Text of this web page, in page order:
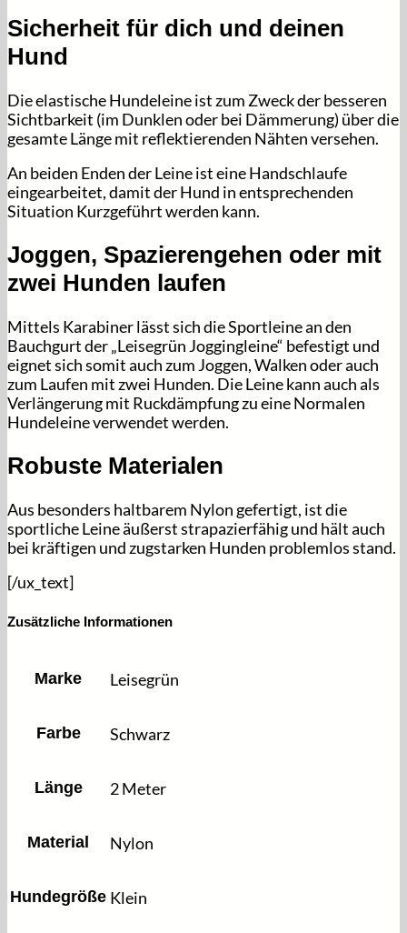
Sicherheit für dich und deinen
Hund
Die elastische Hundeleine ist zum Zweck der besseren
Sichtbarkeit (im Dunklen oder bei Dämmerung) über die
gesamte Länge mit reflektierenden Nähten versehen.
An beiden Enden der Leine ist eine Handschlaufe
eingearbeitet, damit der Hund in entsprechenden
Situation Kurzgeführt werden kann.
Joggen, Spazierengehen oder mit
zwei Hunden laufen
Mittels Karabiner lässt sich die Sportleine an den
Bauchgurt der „Leisegrün Joggingleine“ befestigt und
eignet sich somit auch zum Joggen, Walken oder auch
zum Laufen mit zwei Hunden. Die Leine kann auch als
Verlängerung mit Ruckdämpfung zu eine Normalen
Hundeleine verwendet werden.
Robuste Materialen
Aus besonders haltbarem Nylon gefertigt, ist die
sportliche Leine äußerst strapazierfähig und hält auch
bei kräftigen und zugstarken Hunden problemlos stand.
[/ux_text]
Zusätzliche Informationen
Marke Leisegrün
Farbe Schwarz
Länge 2 Meter
Material Nylon
Hundegröße Klein